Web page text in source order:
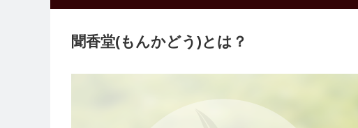
聞香堂(もんかどう)とは？